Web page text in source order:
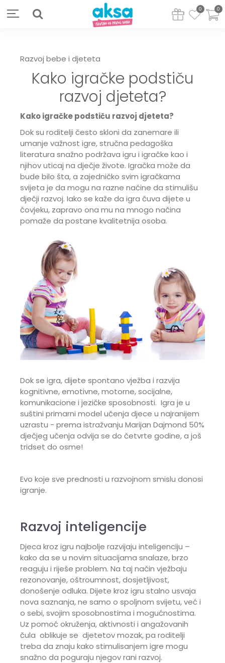
0
0
Razvoj bebe i djeteta
Kako igračke podstiču
razvoj djeteta?
Kako igračke podstiču razvoj djeteta?
Dok su roditelji često skloni da zanemare ili
umanje važnost igre, stručna pedagoška
literatura snažno podržava igru i igračke kao i
njihov uticaj na dječje živote. Igračka može da
bude bilo šta, a zajedničko svim igračkama
svijeta je da mogu na razne načine da stimulišu
dječji razvoj. Iako se kaže da igra čuva dijete u
čovjeku, zapravo ona mu na mnogo načina
pomaže da postane kvalitetnija osoba.
Dok se igra, dijete spontano vježba i razvija
kognitivne, emotivne, motorne, socijalne,
komunikacione i jezičke sposobnosti. Igra je u
suštini primarni model učenja djece u najranijem
uzrastu - prema istražvanju Marijan Dajmond 50%
dječjeg učenja odvija se do četvrte godine, a još
tridset do osme!
Evo koje sve prednosti u razvojnom smislu donosi
igranje.
Razvoj inteligencije
Djeca kroz igru najbolje razvijaju inteligenciju –
kako da se u novim situacijama snalaze, brzo
reaguju i riješe problem. Na taj način vježbaju
rezonovanje, oštroumnost, dosjetljivost,
donošenje odluka. Dijete kroz igru stalno usvaja
nova saznanja, ne samo o spoljnom svijetu, već i
o sebi, svojim sposobnostima i mogućnostima.
Uz pomoć okruženja, aktivnosti i angažovanih
čula oblikuje se djetetov mozak, pa roditelji
treba da znaju kako stimulisanjem igre mogu
snažno da poguraju njegov rani razvoj.